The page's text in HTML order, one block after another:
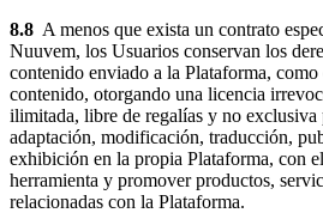
8.8 A menos que exista un contrato
Nuuvem, los Usuarios conservan los
contenido enviado a la Plataforma, como
contenido, otorgando una licencia
ilimitada, libre de regalías y no exclusiva
adaptación, modificación, traducción,
exhibición en la propia Plataforma, con
herramienta y promover productos,
relacionadas con la Plataforma.